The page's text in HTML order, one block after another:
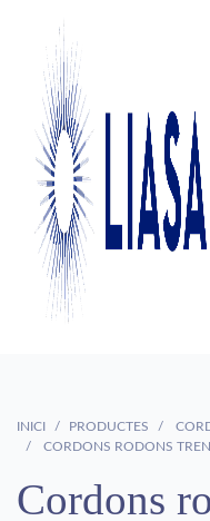
INICI PRODUCTES
CORDONS RODONS
Cordons